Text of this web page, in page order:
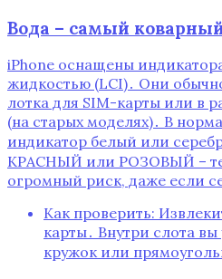
Вода – самый
iPhone оснащены
жидкостью (LCI)․ Они
лотка для SIM-карты или в
(на старых моделях)․ В
индикатор белый или
КРАСНЫЙ или РОЗОВЫЙ –
огромный риск, даже если
Как проверить:
карты․ Внутри слота
кружок или